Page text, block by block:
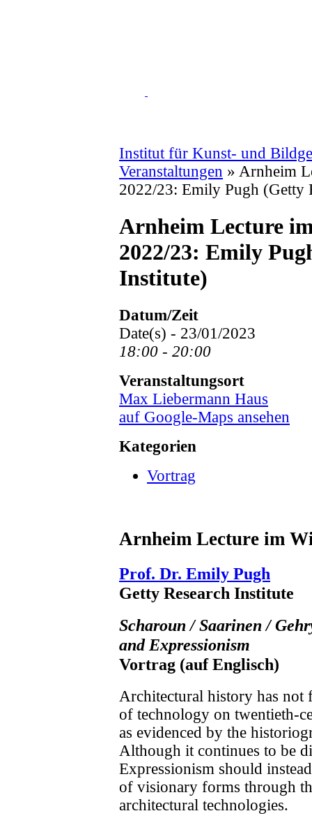
Institut für Kunst- und
Veranstaltungen » Arnheim
2022/23: Emily Pugh (Getty
Arnheim Lecture
2022/23: Emily
Institute)
Datum/Zeit
Date(s) - 23/01/2023
18:00 - 20:00
Veranstaltungsort
Max Liebermann Haus
auf Google-Maps ansehen
Kategorien
Vortrag
Arnheim Lecture im
Prof. Dr. Emily Pugh
Getty Research Institute
Scharoun / Saarinen /
and Expressionism
Vortrag (auf Englisch)
Architectural history has not
of technology on twentieth-
as evidenced by the
Although it continues to be
Expressionism should
of visionary forms through
architectural technologies.